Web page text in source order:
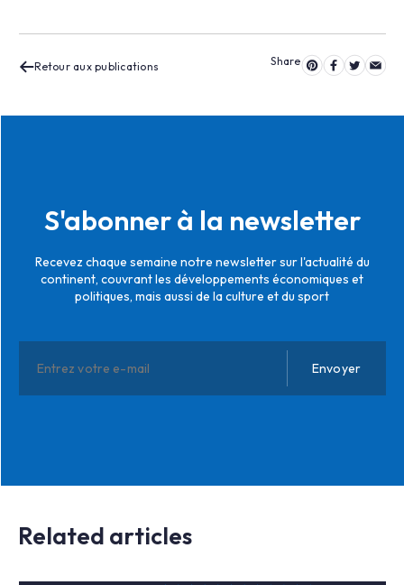
Retour aux publications
S'abonner à la newsletter
Recevez chaque semaine notre newsletter sur l'actualité du
continent, couvrant les développements économiques et
politiques, mais aussi de la culture et du sport
Related articles